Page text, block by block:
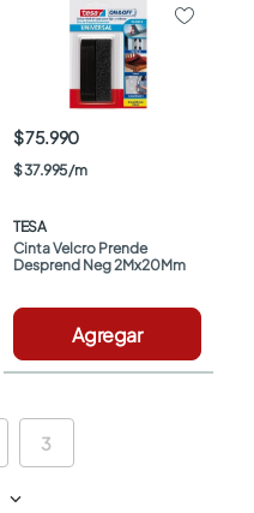
$ 75.990
$37.995/m
TESA
Cinta Velcro Prende
Desprend Neg 2Mx20Mm
Agregar
3